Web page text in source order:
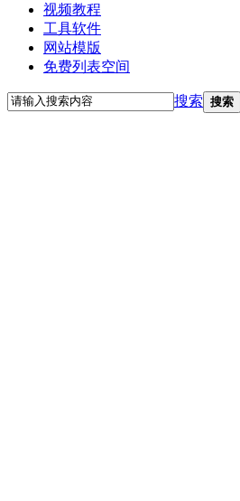
视频教程
工具软件
网站模版
免费列表空间
搜索 搜索